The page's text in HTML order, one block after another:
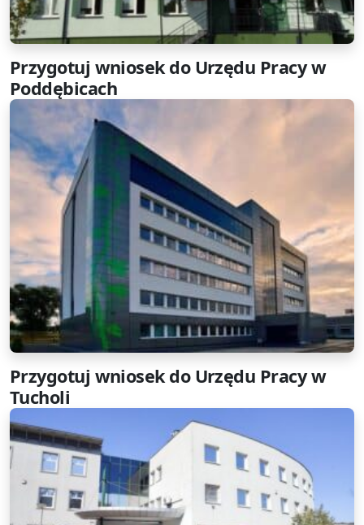
Przygotuj wniosek do Urzędu Pracy w
Poddębicach
Przygotuj wniosek do Urzędu Pracy w
Tucholi